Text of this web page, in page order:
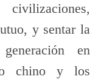
y sentar la
en
chino y los